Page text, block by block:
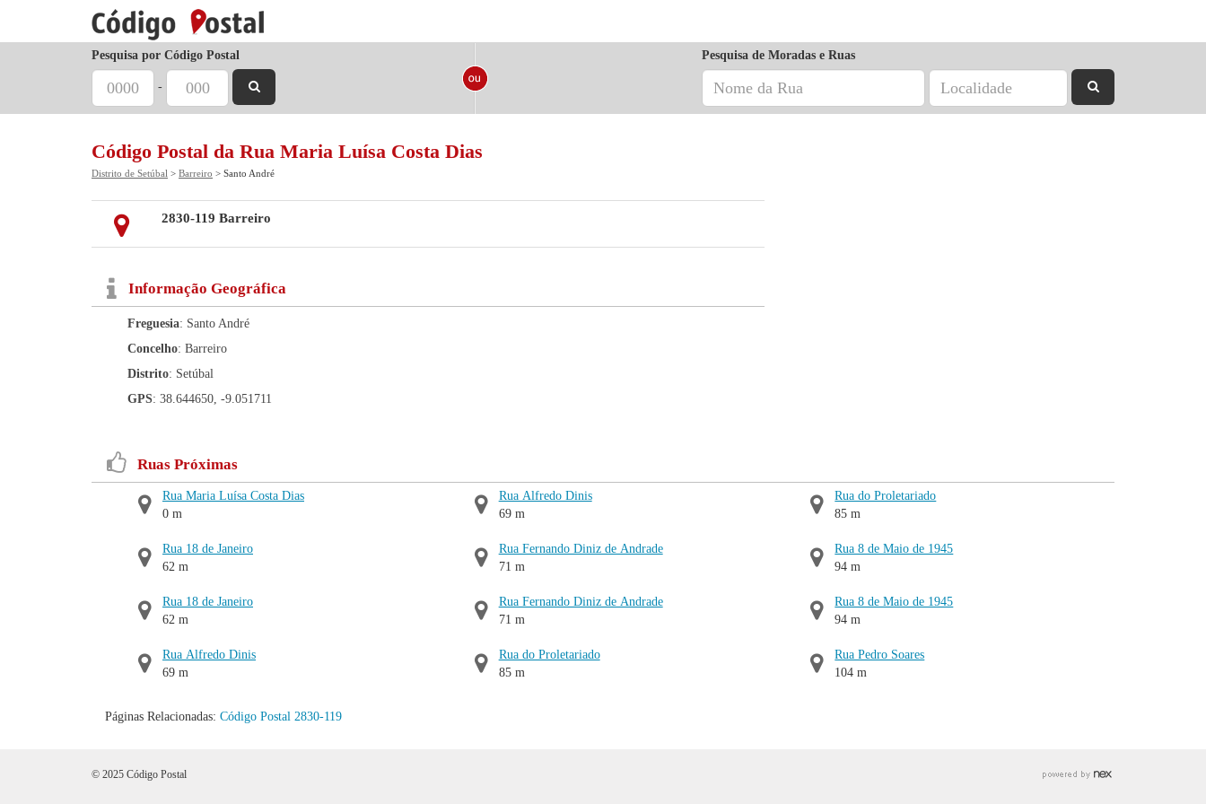
Pesquisa por Código Postal
-
Pesquisa de Moradas e Ruas
Código Postal da Rua Maria Luísa Costa Dias
Distrito de Setúbal > Barreiro > Santo André
2830-119 Barreiro
Informação Geográfica
Freguesia: Santo André
Concelho: Barreiro
Distrito: Setúbal
GPS: 38.644650, -9.051711
Ruas Próximas
Rua Maria Luísa Costa Dias
0 m
Rua 18 de Janeiro
62 m
Rua 18 de Janeiro
62 m
Rua Alfredo Dinis
69 m
Rua Alfredo Dinis
69 m
Rua Fernando Diniz de Andrade
71 m
Rua Fernando Diniz de Andrade
71 m
Rua do Proletariado
85 m
Rua do Proletariado
85 m
Rua 8 de Maio de 1945
94 m
Rua 8 de Maio de 1945
94 m
Rua Pedro Soares
104 m
Páginas Relacionadas: Código Postal 2830-119
© 2025 Código Postal